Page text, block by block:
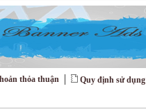
thỏa thuận Quy định sử dụng